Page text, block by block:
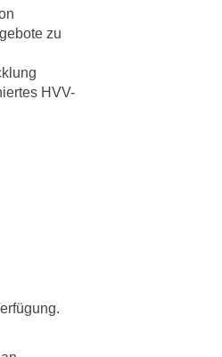
zu
HVV-